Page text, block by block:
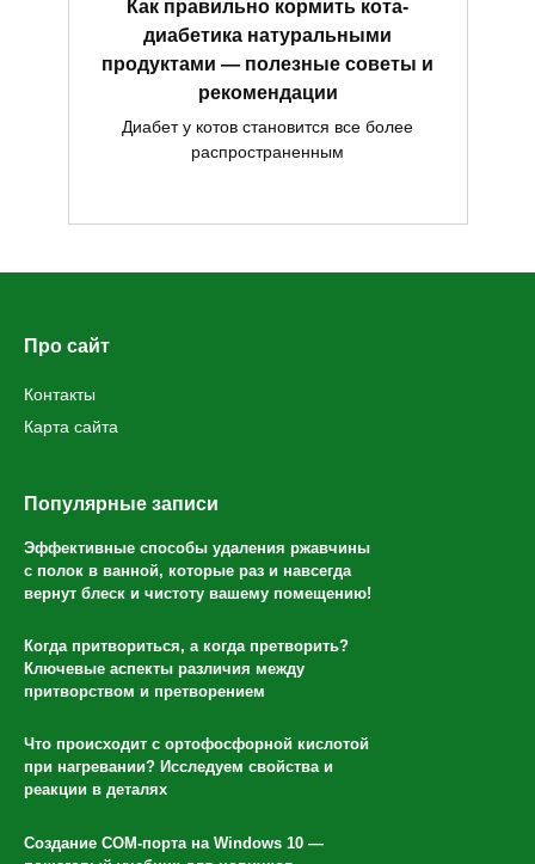
Как правильно кормить кота-
диабетика натуральными
продуктами — полезные советы и
рекомендации
Диабет у котов становится все более
распространенным
Про сайт
Контакты
Карта сайта
Популярные записи
Эффективные способы удаления ржавчины
с полок в ванной, которые раз и навсегда
вернут блеск и чистоту вашему помещению!
Когда притвориться, а когда претворить?
Ключевые аспекты различия между
притворством и претворением
Что происходит с ортофосфорной кислотой
при нагревании? Исследуем свойства и
реакции в деталях
Создание COM-порта на Windows 10 —